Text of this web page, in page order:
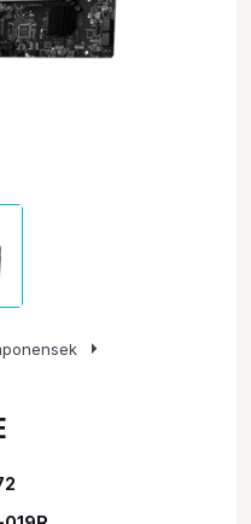
arrow_right